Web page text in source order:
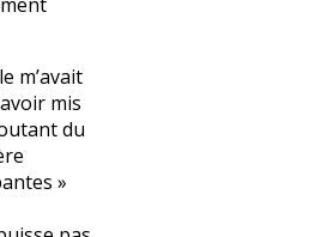
m’avait
mis
du
»